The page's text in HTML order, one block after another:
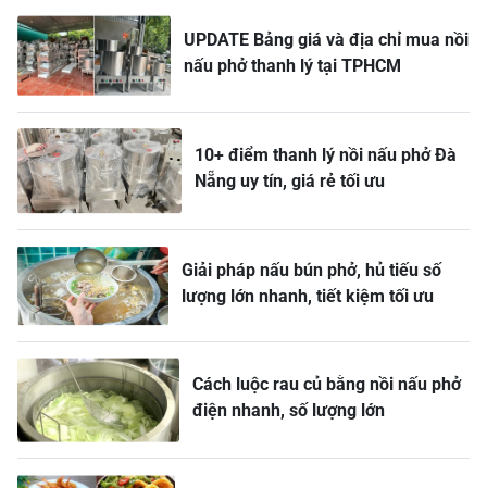
UPDATE Bảng giá và địa chỉ mua nồi
nấu phở thanh lý tại TPHCM
10+ điểm thanh lý nồi nấu phở Đà
Nẵng uy tín, giá rẻ tối ưu
Giải pháp nấu bún phở, hủ tiếu số
lượng lớn nhanh, tiết kiệm tối ưu
Cách luộc rau củ bằng nồi nấu phở
điện nhanh, số lượng lớn